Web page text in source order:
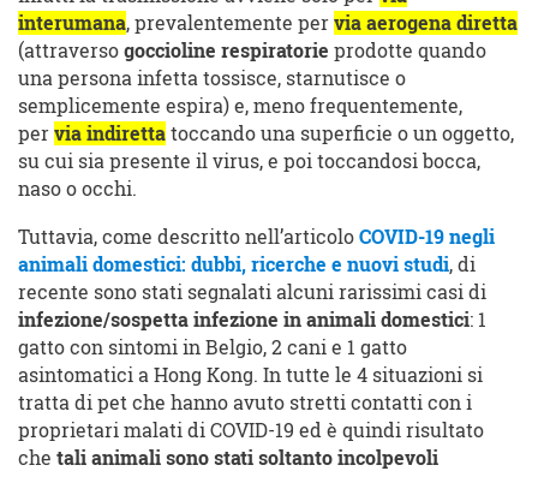
interumana, prevalentemente per via aerogena diretta
(attraverso goccioline respiratorie prodotte quando
una persona infetta tossisce, starnutisce o
semplicemente espira) e, meno frequentemente,
per via indiretta toccando una superficie o un oggetto,
su cui sia presente il virus, e poi toccandosi bocca,
naso o occhi.
Tuttavia, come descritto nell’articolo COVID-19 negli
animali domestici: dubbi, ricerche e nuovi studi, di
recente sono stati segnalati alcuni rarissimi casi di
infezione/sospetta infezione in animali domestici: 1
gatto con sintomi in Belgio, 2 cani e 1 gatto
asintomatici a Hong Kong. In tutte le 4 situazioni si
tratta di pet che hanno avuto stretti contatti con i
proprietari malati di COVID-19 ed è quindi risultato
che tali animali sono stati soltanto incolpevoli